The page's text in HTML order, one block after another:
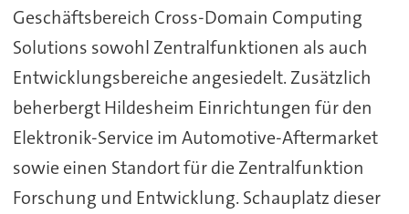
Geschäftsbereich Cross-Domain Computing
Solutions sowohl Zentralfunktionen als auch
Entwicklungsbereiche angesiedelt. Zusätzlich
beherbergt Hildesheim Einrichtungen für den
Elektronik-Service im Automotive-Aftermarket
sowie einen Standort für die Zentralfunktion
Forschung und Entwicklung. Schauplatz dieser